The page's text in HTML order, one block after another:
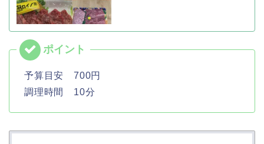
予算目安 700円
調理時間 10分